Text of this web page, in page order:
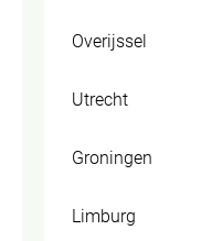
Overijssel
Utrecht
Groningen
Limburg